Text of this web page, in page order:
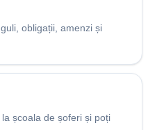
obligații, amenzi și
școala de șoferi și poți